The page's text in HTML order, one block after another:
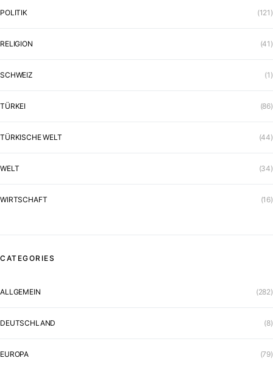
POLITIK (121)
RELIGION (41)
SCHWEIZ (1)
TÜRKEI (86)
TÜRKISCHE WELT (44)
WELT (34)
WIRTSCHAFT (16)
CATEGORIES
ALLGEMEIN (282)
DEUTSCHLAND (8)
EUROPA (79)